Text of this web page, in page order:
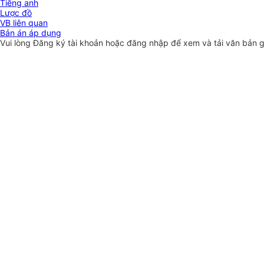
Tiếng anh
Lược đồ
VB liên quan
Bản án áp dụng
Vui lòngĐăng ký tài khoản hoặc đăng nhập để xem và tải văn bản